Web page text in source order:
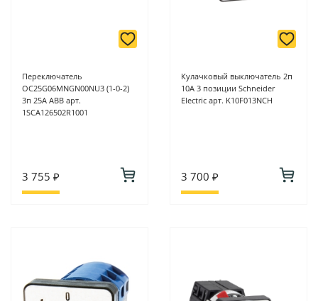
Переключатель
OC25G06MNGN00NU3 (1-0-2)
3п 25A ABB арт.
1SCA126502R1001
3 755 ₽
Кулачковый выключатель 2п
10А 3 позиции Schneider
Electric арт. K10F013NCH
3 700 ₽